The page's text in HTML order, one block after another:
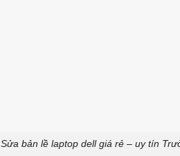
Sửa bản lề laptop dell giá rẻ – uy tín